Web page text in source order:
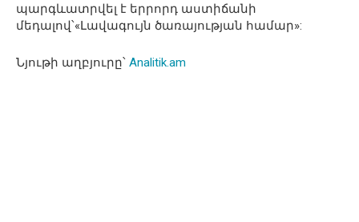
պարգևատրվել է երրորդ աստիճանի
մեդալով՝«Լավագույն ծառայության համար»:
Նյութի աղբյուրը՝ Analitik.am